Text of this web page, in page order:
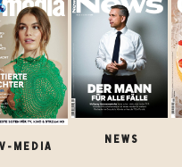
MEDIA
NEWS